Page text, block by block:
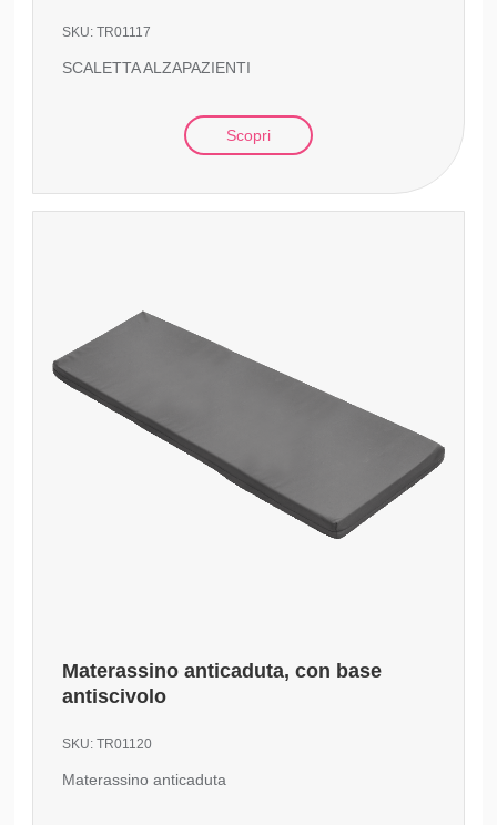
SKU:TR01117
SCALETTA ALZAPAZIENTI
Scopri
Materassino anticaduta, con base
antiscivolo
SKU:TR01120
Materassino anticaduta